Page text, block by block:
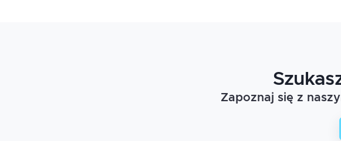
Zapoznaj się z